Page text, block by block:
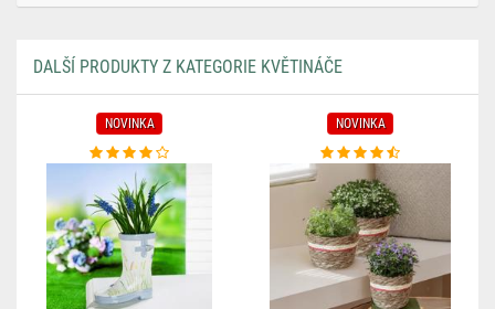
DALŠÍ PRODUKTY Z KATEGORIE KVĚTINÁČE
NOVINKA NOVINKA